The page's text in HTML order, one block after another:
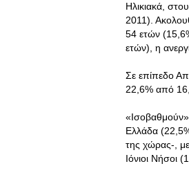
Ηλικιακά,
2011).
54 ετών
ετών), η
Σε επίπεδο
22,6% από
Ελλάδα
της χώρας-,
Ιόνιοι Νήσοι